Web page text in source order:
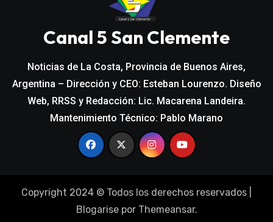
Canal 5 San Clemente
Noticias de La Costa, Provincia de Buenos Aires,
Argentina – Dirección y CEO: Esteban Lourenzo. Diseño
Web, RRSS y Redacción: Lic. Macarena Landeira.
Mantenimiento Técnico: Pablo Marano
Copyright 2024 © Todos los derechos reservados
Blogarisepor Themeansar.